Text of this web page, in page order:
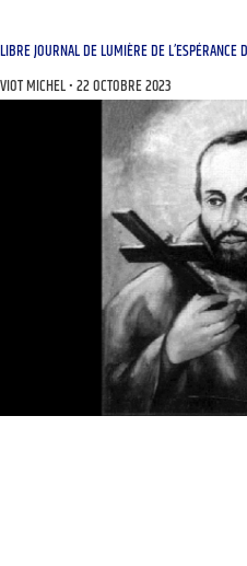
LIBRE JOURNAL DE LUMIÈRE DE
VIOT MICHEL 22 OCTOBRE 2023